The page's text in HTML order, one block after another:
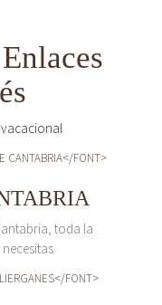
toda la